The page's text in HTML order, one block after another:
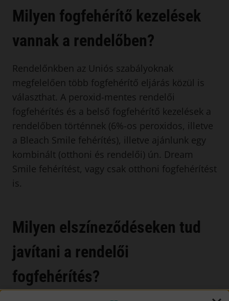
Milyen fogfehérítő kezelések
vannak a rendelőben?
Rendelőnkben az Uniós szabályoknak
megfelelően több fogfehérítő eljárás közül is
választhat. A peroxid-mentes rendelői
fogfehérítés és a belső fogfehérítő kezelések a
rendelőben történnek (6%-os peroxidos, illetve
a Bleach Smile fehérítés), illetve ajánlunk egy
kombinált (otthoni és rendelői) ún. Dream
Smile fehérítést, vagy csak otthoni fogfehérítést
is.
Milyen elszíneződéseken tud
javítani a rendelői
fogfehérítés?